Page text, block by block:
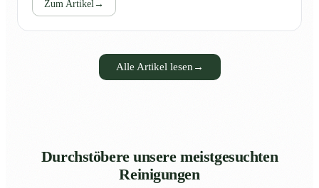
Zum Artikel→
Alle Artikel lesen →
Durchstöbere unsere meistgesuchten
Reinigungen